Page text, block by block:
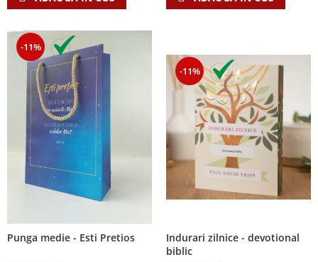
-11%
Punga medie - Esti Pretios
-11%
Indurari zilnice - devotional
biblic